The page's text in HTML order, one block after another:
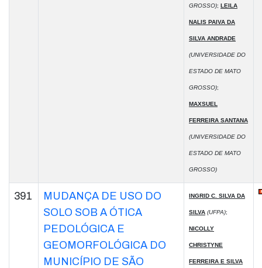
GROSSO); LEILA
NALIS PAIVA DA
SILVA ANDRADE
(UNIVERSIDADE DO
ESTADO DE MATO
GROSSO);
MAXSUEL
FERREIRA SANTANA
(UNIVERSIDADE DO
ESTADO DE MATO
GROSSO)
391
MUDANÇA DE USO DO
SOLO SOB A ÓTICA
PEDOLÓGICA E
GEOMORFOLÓGICA DO
MUNICÍPIO DE SÃO
INGRID C. SILVA DA
SILVA (UFPA);
NICOLLY
CHRISTYNE
FERREIRA E SILVA